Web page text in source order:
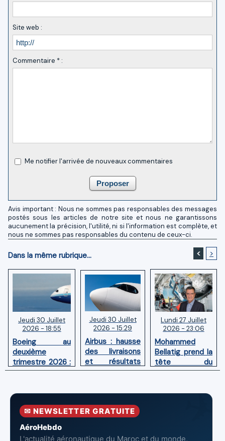
Site web :
Commentaire * :
Me notifier l'arrivée de nouveaux commentaires
Avis important : Nous ne sommes pas responsables des messages
postés sous les articles de notre site et nous ne garantissons
aucunement la précision, l'utilité, ni si l'information est complète, et
nous ne sommes pas responsables du contenu de ceux-ci.
Dans la même rubrique... < >
Jeudi 30 Juillet
2026 - 18:55
Boeing au
deuxième
trimestre 2026 :
Chiffre d'affaires
pertes nettes
réduites
Jeudi 30 Juillet
2026 - 15:29
Airbus : hausse
des livraisons
et résultats
financiers
premier
Lundi 27 Juillet
2026 - 23:06
Mohammed
Bellatig prend la
tête du
Groupement
Marocaines
✉ NEWSLETTER GRATUITE
AéroHebdo
L'actualité aéronautique du Maroc et du monde,